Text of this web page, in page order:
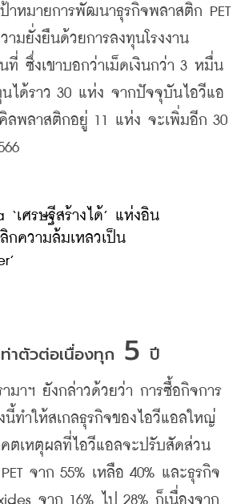
ป้าหมายการพัฒนาธุรกิจพลาสติก
PET
ามยั่งยืนด้วยการลงทุนโรงงาน
ที่ ซึ่งเขาบอกว่าเม็ดเงินกว่า 3 หมื่น
ได้ราว 30 แห่ง จากปัจจุบันไอวีแอ
คิลพลาสติกอยู่ 11 แห่ง จะเพิ่มอีก
‘เศรษฐีสร้างได้’ แห่งอิน
กความล้มเหลวเป็น
ท่าตัวต่อเนื่องทุก 5 ปี
มาฯ ยังกล่าวด้วยว่า การซื้อกิจการ
นี้ทำให้สเกลธุรกิจของไอวีแอลใหญ่
ตเหตุผลที่ไอวีแอลจะปรับสัดส่วน
PET จาก 55% เหลือ 40% และธุรกิจ
จาก 16% ไป 28% ก็เนื่องจาก